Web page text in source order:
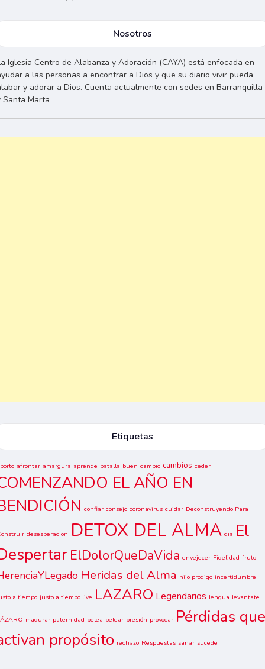
Nosotros
Iglesia Centro de Alabanza y Adoración (CAYA) está enfocada en
a las personas a encontrar a Dios y que su diario vivir pueda
y adorar a Dios. Cuenta actualmente con sedes en Barranquilla
Santa Marta
Etiquetas
afrontar amargura aprende batalla buen cambio cambios ceder
EL AÑO EN
confiar consejo coronavirus cuidar Deconstruyendo Para
desesperacion DETOX DEL ALMA dia El
ElDolorQueDaVida envejecer Fidelidad fruto
Heridas del Alma hijo prodigo incertidumbre
a tiempo justo a tiempo live LAZARO Legendarios lengua levantate
madurar paternidad pelea pelear presión provocar Pérdidas que
propósito rechazo Respuestas sanar sucede